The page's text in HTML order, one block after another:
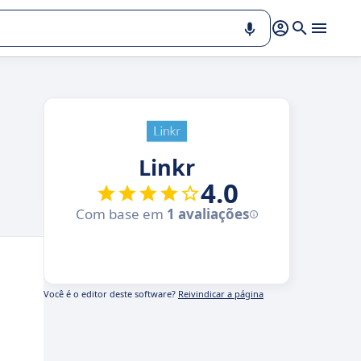
Linkr
4.0
Com base em 1 avaliações
Você é o editor deste software? Reivindicar a página